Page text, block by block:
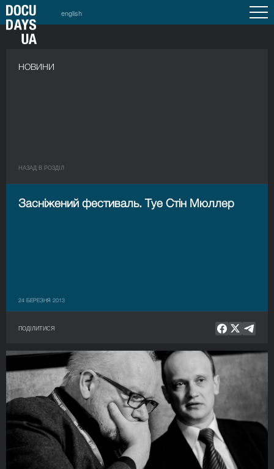
english
НОВИНИ
НАЗАД В РОЗДIЛ
Засніжений фестиваль. Туе Стін Мюллер
24 БЕРЕЗНЯ 2013
ПОДІЛИТИСЯ